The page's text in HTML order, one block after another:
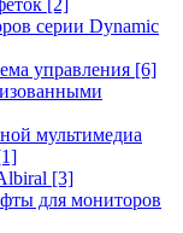
[2]
серии Dynamic
управления [6]
мультимедиа
[3]
для мониторов